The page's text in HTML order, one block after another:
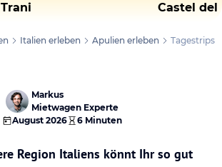
Trani Castel del
Italien erleben Apulien erleben Tagestrips
Markus
Mietwagen Experte
August 2026
6 Minuten
Region Italiens könnt Ihr so gut